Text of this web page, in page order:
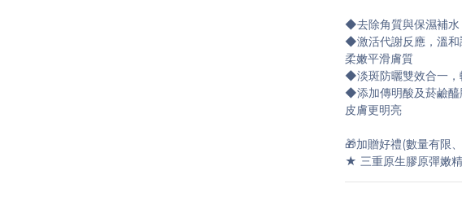
◆去除角質與保濕補水
◆激活代謝反應，溫和
柔嫩平滑膚質
◆淡斑防曬雙效合一，
◆添加傳明酸及菸鹼醯
皮膚更明亮
🎁加贈好禮(數量有限
★ 三重原生膠原彈嫩